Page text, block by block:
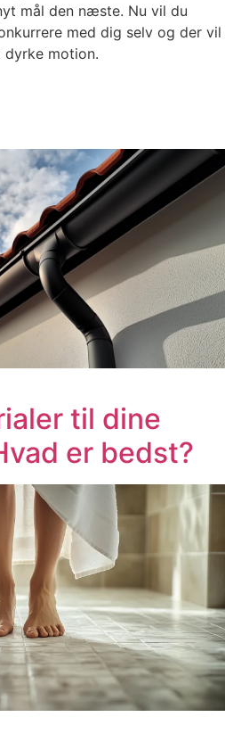
mål den næste. Nu vil du
med dig selv og der vil
motion.
til dine
er bedst?